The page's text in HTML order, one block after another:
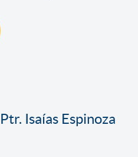
Isaías Espinoza